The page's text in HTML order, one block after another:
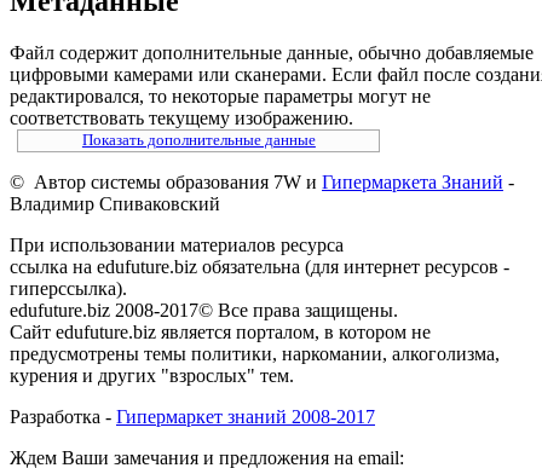
Файл содержит дополнительные данные, обычно добавляемые
цифровыми камерами или сканерами. Если файл после
редактировался, то некоторые параметры могут не
соответствовать текущему изображению.
Показать дополнительные данные
© Автор системы образования 7W и Гипермаркета Знаний -
Владимир Спиваковский
При использовании материалов ресурса
ссылка на edufuture.biz обязательна (для интернет ресурсов -
гиперссылка).
edufuture.biz 2008-2017© Все права защищены.
Сайт edufuture.biz является порталом, в котором не
предусмотрены темы политики, наркомании, алкоголизма,
курения и других "взрослых" тем.
Разработка - Гипермаркет знаний 2008-2017
Ждем Ваши замечания и предложения на email: